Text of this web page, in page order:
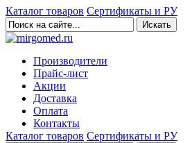
Каталог товаров Сертификаты и РУ
Искать
Производители
Прайс-лист
Акции
Доставка
Оплата
Контакты
Каталог товаров Сертификаты и РУ